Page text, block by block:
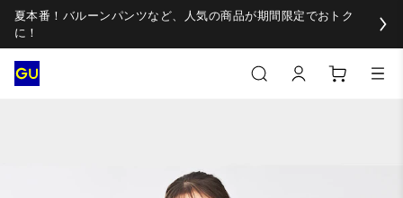
夏本番！バルーンパンツなど、人気の商品が期間限定でおトク
に！